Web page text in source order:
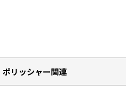
ポリッシャー関連